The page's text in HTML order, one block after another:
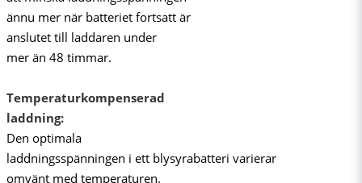
ännu mer när batteriet fortsatt är
anslutet till laddaren under
mer än 48 timmar.
Temperaturkompenserad
laddning:
Den optimala
laddningsspänningen i ett blysyrabatteri varierar
omvänt med temperaturen.